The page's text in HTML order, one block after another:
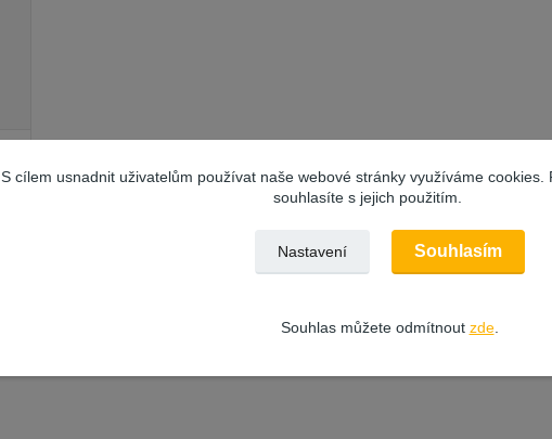
S cílem usnadnit uživatelům používat naše webové stránky využíváme
souhlasíte s jejich použitím.
Nastavení Souhlasím
Souhlas můžete odmítnout zde.